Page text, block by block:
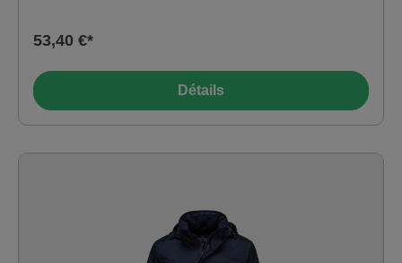
Matériau: 100% polyester enduit PVC · 215 g/m² ·
160 g/m²
53,40 €*
Détails